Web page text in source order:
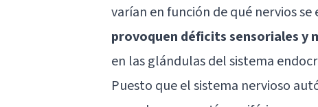
varían en función de qué nervios
provoquen déficits sensoriales y
en las glándulas del sistema
Puesto que el sistema nervioso